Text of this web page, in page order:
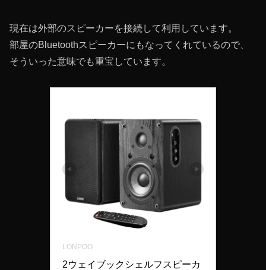
現在は外部のスピーカーを接続して利用しています。
部屋のBluetoothスピーカーにもなってくれているので、
そういった意味でも重宝しています。
LONPOO
2ウェイブックシェルフスピーカ